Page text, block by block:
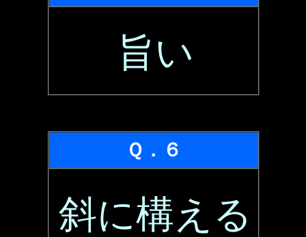
旨い
Ｑ．６
斜に構える